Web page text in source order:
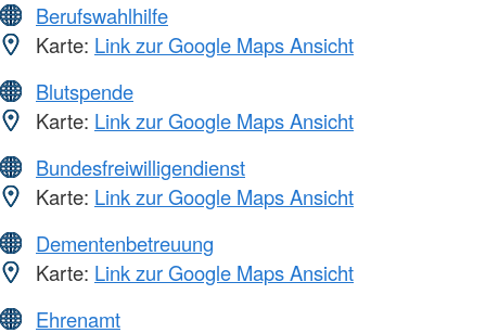
Berufswahlhilfe
Karte: Link zur Google Maps Ansicht
Blutspende
Karte: Link zur Google Maps Ansicht
Bundesfreiwilligendienst
Karte: Link zur Google Maps Ansicht
Dementenbetreuung
Karte: Link zur Google Maps Ansicht
Ehrenamt